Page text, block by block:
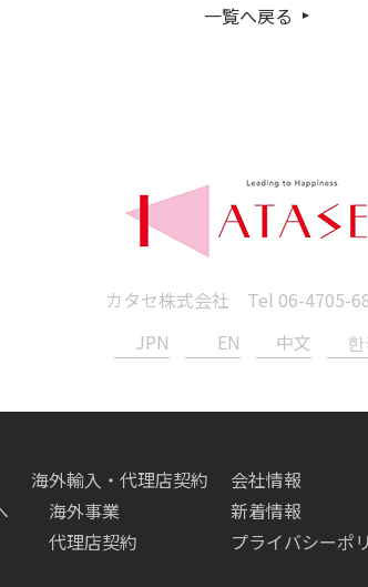
一覧へ戻る
カタセ株式会社 Tel 06-4705-
JPN
EN 中文
海外輸入・代理店契約
海外事業
代理店契約
会社情報
新着情報
プライバシーポ